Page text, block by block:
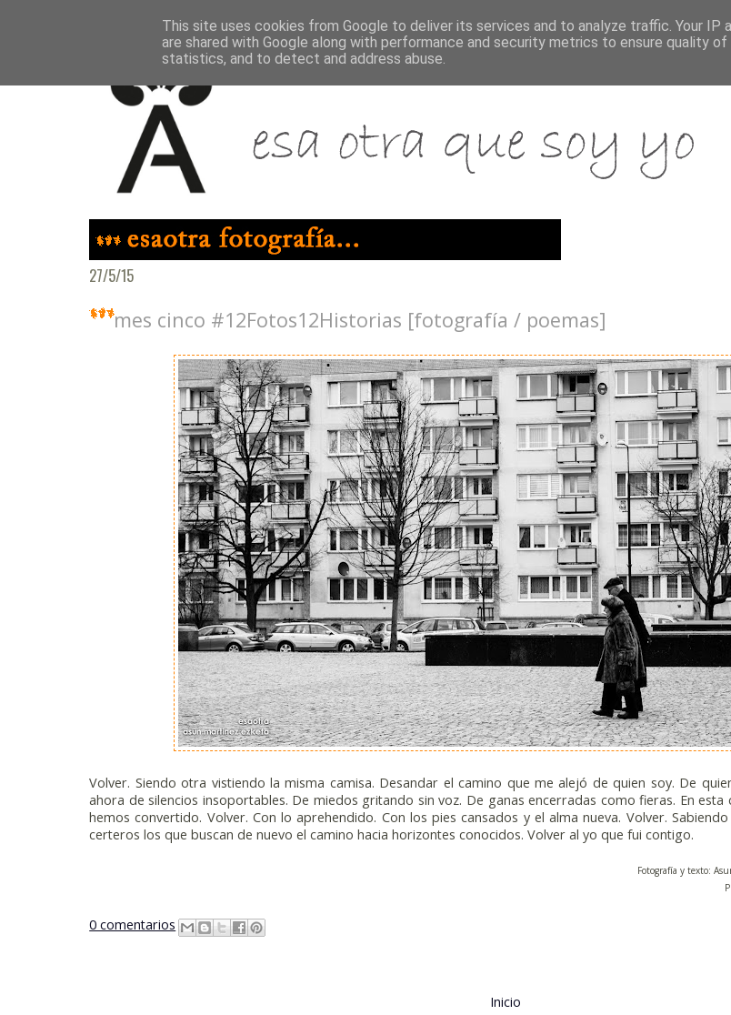
27/5/15
mes cinco #12Fotos12Historias [fotografía / poemas]
Volver. Siendo otra vistiendo la misma camisa. Desandar el camino que me alejó de quien soy. De
ahora de silencios insoportables. De miedos gritando sin voz. De ganas encerradas como fieras. En esta
hemos convertido. Volver. Con lo aprehendido. Con los pies cansados y el alma nueva. Volver.
certeros los que buscan de nuevo el camino hacia horizontes conocidos. Volver al yo que fui contigo.
Fotografía y texto:
0 comentarios
Inicio
This site uses cookies from Google to deliver its services and to analyze traffic. Your IP
are shared with Google along with performance and security metrics to ensure quality of
statistics, and to detect and address abuse.